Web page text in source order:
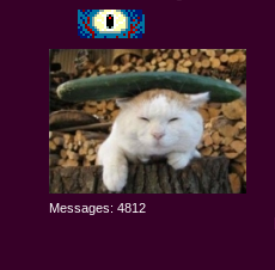
Messages: 4812